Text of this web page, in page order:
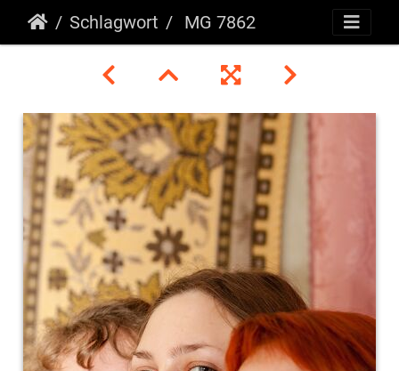
Schlagwort MG 7862